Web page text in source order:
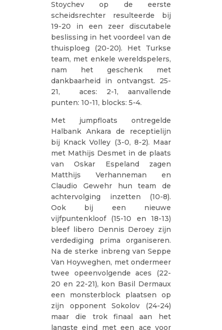
Stoychev op de eerste
scheidsrechter resulteerde bij
19-20 in een zeer discutabele
beslissing in het voordeel van de
thuisploeg (20-20). Het Turkse
team, met enkele wereldspelers,
nam het geschenk met
dankbaarheid in ontvangst. 25-
21, aces: 2-1, aanvallende
punten: 10-11, blocks: 5-4.
Met jumpfloats ontregelde
Halbank Ankara de receptielijn
bij Knack Volley (3-0, 8-2). Maar
met Mathijs Desmet in de plaats
van Oskar Espeland zagen
Matthijs Verhanneman en
Claudio Gewehr hun team de
achtervolging inzetten (10-8).
Ook bij een nieuwe
vijfpuntenkloof (15-10 en 18-13)
bleef libero Dennis Deroey zijn
verdediging prima organiseren.
Na de sterke inbreng van Seppe
Van Hoyweghen, met ondermeer
twee opeenvolgende aces (22-
20 en 22-21), kon Basil Dermaux
een monsterblock plaatsen op
zijn opponent Sokolov (24-24)
maar die trok finaal aan het
langste eind met een ace voor